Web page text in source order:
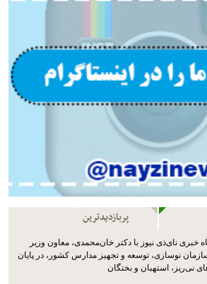
پربازدیدترین
خبری نای‌ذی نیوز با دکتر خان‌محمدی، معاون وزیر
نوسازی، توسعه و تجهیز مدارس کشور، در پایان
نی‌ریز، استهبان و بختگان